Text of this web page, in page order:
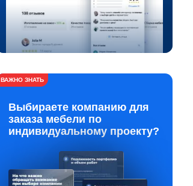
ВАЖНО ЗНАТЬ
Выбираете компанию для
заказа мебели по
индивидуальному проекту?